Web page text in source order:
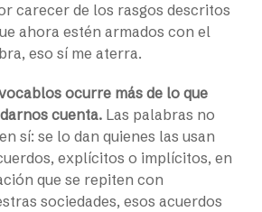
carecer de los rasgos descritos
ahora estén armados con el
eso sí me aterra.
ocurre más de lo que
cuenta. Las palabras no
sí: se lo dan quienes las usan
explícitos o implícitos, en
que se repiten con
sociedades, esos acuerdos